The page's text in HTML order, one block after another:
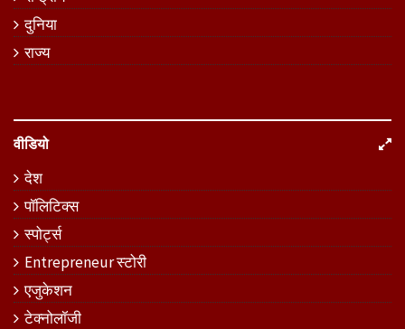
दुनिया
राज्य
वीडियो
देश
पॉलिटिक्स
स्पोर्ट्स
Entrepreneur स्टोरी
एजुकेशन
टेक्नोलॉजी